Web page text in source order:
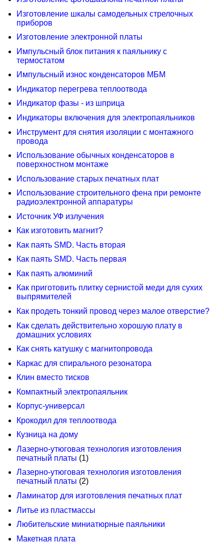
Изготовление шкалы самодельных стрелочных
приборов
Изготовление электронной платы
Импульсный блок питания к паяльнику с
термостатом
Импульсный износ конденсаторов МБМ
Индикатор перегрева теплоотвода
Индикатор фазы - из шприца
Индикаторы включения для электропаяльников
Инструмент для снятия изоляции с монтажного
провода
Использование обычных конденсаторов в
поверхностном монтаже
Использование старых печатных плат
Использование строительного фена при ремонте
радиоэлектронной аппаратуры
Источник УФ излучения
Как изготовить магнит?
Как паять SMD. Часть вторая
Как паять SMD. Часть первая
Как паять алюминий
Как приготовить плитку сернистой меди для сухих
выпрямителей
Как продеть тонкий провод через малое отверстие?
Как сделать действительно хорошую плату в
домашних условиях
Как снять катушку с магнитопровода
Каркас для спирального резонатора
Клин вместо тисков
Компактный электропаяльник
Корпус-универсал
Крокодил для теплоотвода
Кузница на дому
Лазерно-утюговая технология изготовления
печатный платы (1)
Лазерно-утюговая технология изготовления
печатный платы (2)
Ламинатор для изготовления печатных плат
Литье из пластмассы
Любительские миниатюрные паяльники
Макетная плата